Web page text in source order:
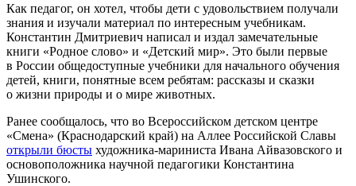
Как педагог, он хотел, чтобы дети с удовольствием получали
знания и изучали материал по интересным учебникам.
Константин Дмитриевич написал и издал замечательные
книги «Родное слово» и «Детский мир». Это были первые
в России общедоступные учебники для начального обучения
детей, книги, понятные всем ребятам: рассказы и сказки
о жизни природы и о мире животных.
Ранее сообщалось, что во Всероссийском детском центре
«Смена» (Краснодарский край) на Аллее Российской Славы
открыли бюсты художника-мариниста Ивана Айвазовского и
основоположника научной педагогики Константина
Ушинского.